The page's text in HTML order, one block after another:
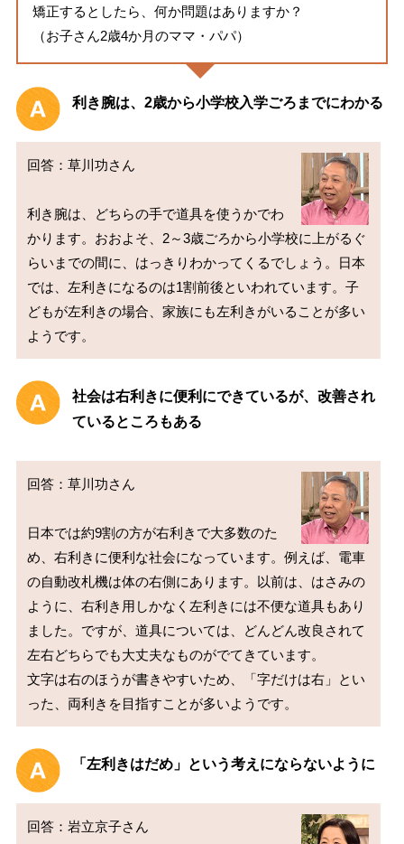
矯正するとしたら、何か問題はありますか？
（お子さん2歳4か月のママ・パパ）
利き腕は、2歳から小学校入学ごろまでにわかる
回答：草川功さん
利き腕は、どちらの手で道具を使うかでわ
かります。おおよそ、2～3歳ごろから小学校に上がるぐ
らいまでの間に、はっきりわかってくるでしょう。日本
では、左利きになるのは1割前後といわれています。子
どもが左利きの場合、家族にも左利きがいることが多い
社会は右利きに便利にできているが、改善され
ているところもある
回答：草川功さん
日本では約9割の方が右利きで大多数のた
め、右利きに便利な社会になっています。例えば、電車
の自動改札機は体の右側にあります。以前は、はさみの
ように、右利き用しかなく左利きには不便な道具もあり
ました。ですが、道具については、どんどん改良されて
左右どちらでも大丈夫なものがでてきています。
文字は右のほうが書きやすいため、「字だけは右」とい
「左利きはだめ」という考えにならないように
回答：岩立京子さん